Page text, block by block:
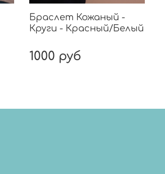
Браслет Кожаный -
Круги - Красный/Белый
1000 руб